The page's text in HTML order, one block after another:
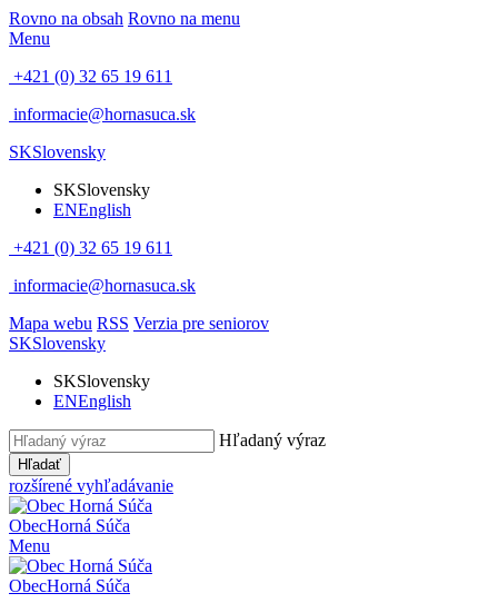
Rovno na obsah Rovno na menu
Menu
+421 (0) 32 65 19 611
informacie@hornasuca.sk
SKSlovensky
SKSlovensky
ENEnglish
+421 (0) 32 65 19 611
informacie@hornasuca.sk
Mapa webu RSS Verzia pre seniorov
SKSlovensky
SKSlovensky
ENEnglish
Hľadaný výraz
Hľadať
rozšírené vyhľadávanie
ObecHorná Súča
Menu
ObecHorná Súča